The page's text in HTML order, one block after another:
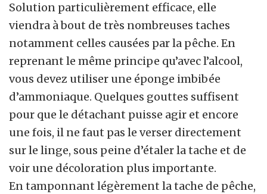
Solution particulièrement efficace, elle
viendra à bout de très nombreuses taches
notamment celles causées par la pêche. En
reprenant le même principe qu’avec l’alcool,
vous devez utiliser une éponge imbibée
d’ammoniaque. Quelques gouttes suffisent
pour que le détachant puisse agir et encore
une fois, il ne faut pas le verser directement
sur le linge, sous peine d’étaler la tache et de
voir une décoloration plus importante.
En tamponnant légèrement la tache de pêche,